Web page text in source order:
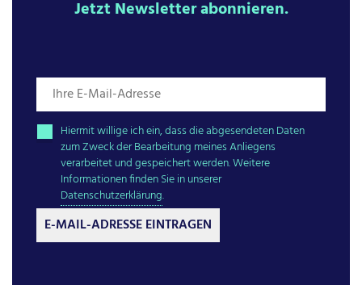
Jetzt Newsletter abonnieren.
Hiermit willige ich ein, dass die abgesendeten Daten
zum Zweck der Bearbeitung meines Anliegens
verarbeitet und gespeichert werden. Weitere
Informationen finden Sie in unserer
Datenschutzerklärung.
E-MAIL-ADRESSE EINTRAGEN